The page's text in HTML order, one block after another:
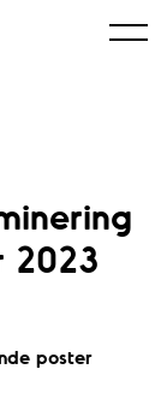
2023
poster